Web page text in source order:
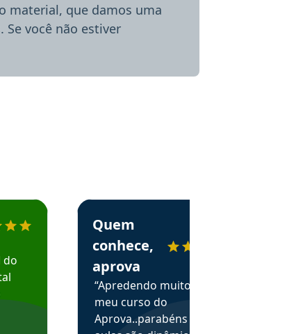
material, que damos uma
Se você não estiver
Aprova Concursos em depoimento
do
Estudante Alessandra recomenda o Aprova
Quem
conhece,
aprova
“Apredendo muito no
meu curso do
Aprova..parabéns pelas